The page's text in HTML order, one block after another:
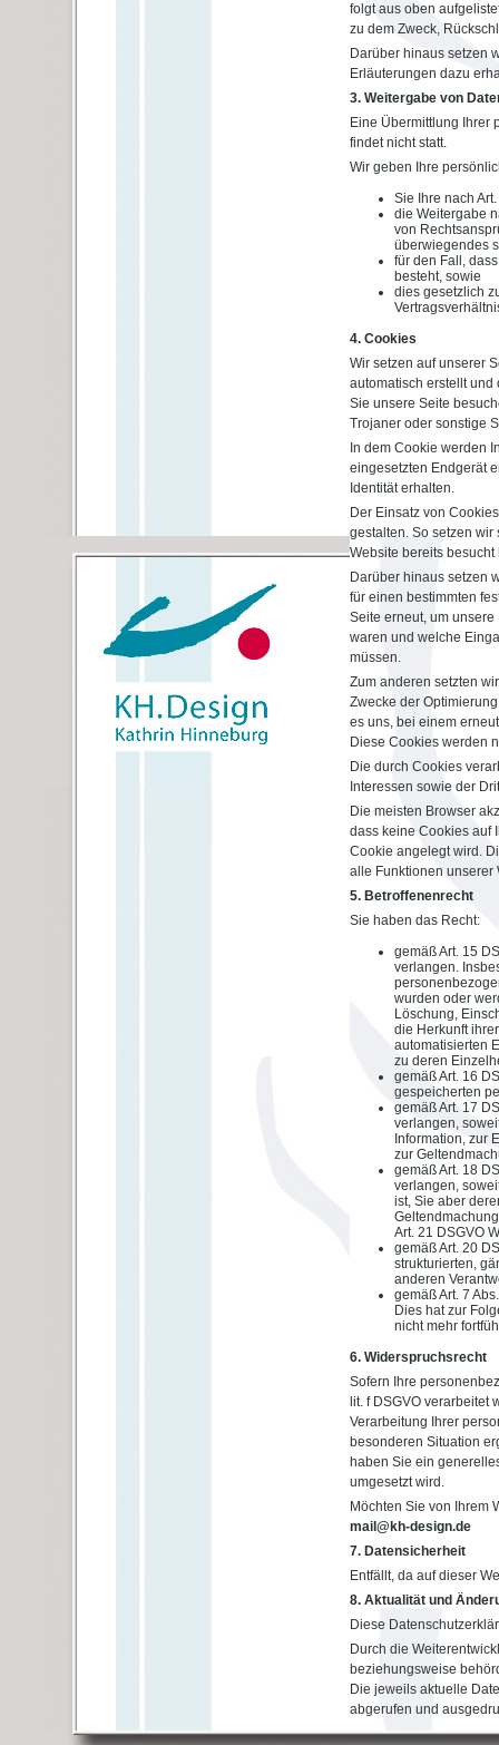
folgt aus oben
zu dem Zweck,
Darüber hinaus setzen
Erläuterungen dazu
3. Weitergabe von
Eine Übermittlung Ihrer
findet nicht statt.
Wir geben Ihre
Sie Ihre nach
die Weitergabe
von
überwiegendes
für den Fall,
besteht, sowie
dies gesetzlich
4. Cookies
Wir setzen auf unserer
automatisch erstellt und
Sie unsere Seite
Trojaner oder sonstige
In dem Cookie werden
eingesetzten Endgerät
Identität erhalten.
Der Einsatz von
gestalten. So setzen
Website bereits
Darüber hinaus setzen
für einen bestimmten
Seite erneut, um
waren und welche
müssen.
Zum anderen setzten
Zwecke der
es uns, bei einem
Diese Cookies werden
Die durch Cookies
Interessen sowie der
Die meisten Browser
dass keine Cookies auf
Cookie angelegt wird.
alle Funktionen unserer
5. Betroffenenrecht
Sie haben das Recht:
gemäß Art. 15
verlangen.
wurden oder
Löschung,
die Herkunft
automatisierten
zu deren
gemäß Art. 16
gespeicherten
gemäß Art. 17
verlangen,
Information, zur
zur
gemäß Art. 18
verlangen,
ist, Sie aber
Art. 21 DSGVO
gemäß Art. 20
strukturierten,
anderen
gemäß Art. 7
Dies hat zur
nicht mehr
6. Widerspruchsrecht
Sofern Ihre
lit. f DSGVO verarbeitet
Verarbeitung Ihrer
besonderen Situation
haben Sie ein
umgesetzt wird.
Möchten Sie von Ihrem
mail@kh-design.de
7. Datensicherheit
Entfällt, da auf dieser
8. Aktualität und
Diese
Durch die
beziehungsweise
Die jeweils aktuelle
abgerufen und